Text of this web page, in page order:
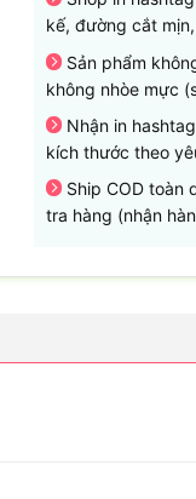
kế, đường cắt
Sản phẩm
không nhòe mực
Nhận in
kích thước theo
Ship COD toàn
tra hàng (nhận